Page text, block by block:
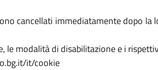
cancellati immediatamente dopo la
le modalità di disabilitazione e i
it/cookie